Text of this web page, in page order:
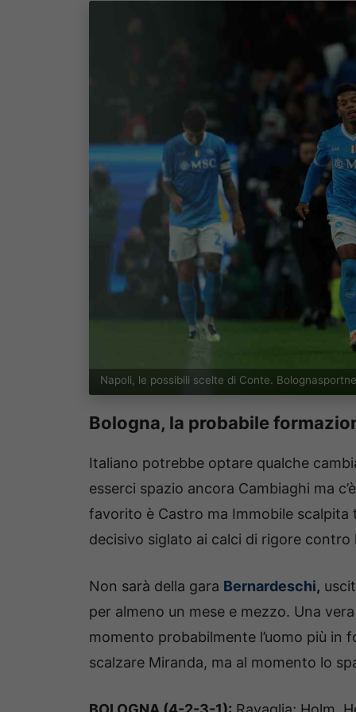
Napoli, le possibili scelte di Conte.
Bologna, la probabile
Italiano potrebbe optare qualche
esserci spazio ancora Cambiaghi ma
favorito è Castro ma Immobile
decisivo siglato ai calci di rigore contro
Non sarà della gara Bernardeschi,
per almeno un mese e mezzo. Una
momento probabilmente l’uomo più in
scalzare Miranda, ma al momento lo